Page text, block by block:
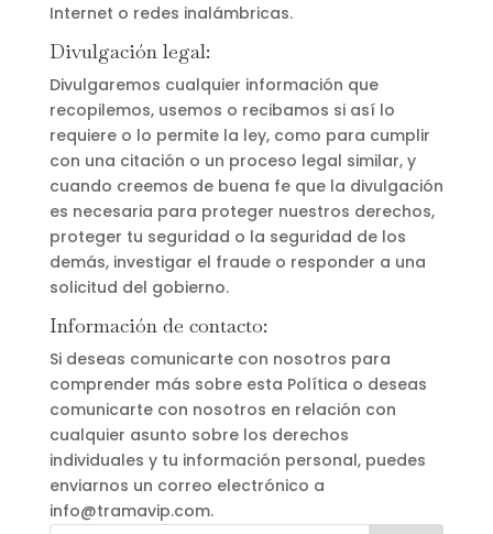
Internet o redes inalámbricas.
Divulgación legal:
Divulgaremos cualquier información que
recopilemos, usemos o recibamos si así lo
requiere o lo permite la ley, como para cumplir
con una citación o un proceso legal similar, y
cuando creemos de buena fe que la divulgación
es necesaria para proteger nuestros derechos,
proteger tu seguridad o la seguridad de los
demás, investigar el fraude o responder a una
solicitud del gobierno.
Información de contacto:
Si deseas comunicarte con nosotros para
comprender más sobre esta Política o deseas
comunicarte con nosotros en relación con
cualquier asunto sobre los derechos
individuales y tu información personal, puedes
enviarnos un correo electrónico a
info@tramavip.com.